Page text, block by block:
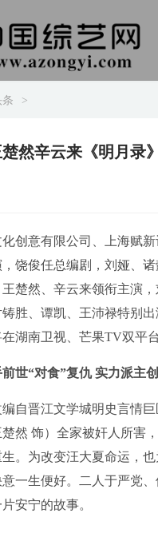
条 >
然辛云来《明月录
创意有限公司、上海赋
饶俊任总编剧，刘娅、
楚然、辛云来领衔主演
胜、谭凯、王沛禄特别
湖南卫视、芒果TV双平
世“对食”复仇 实力派主
编自晋江文学城明史言情
然 饰）全家被奸人所害
。为改变汪大夏命运，
一生便好。二人于严党
安宁的故事。